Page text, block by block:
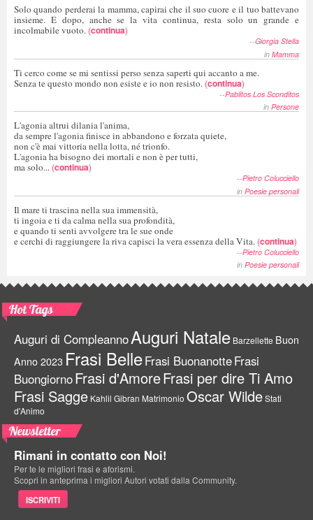
Solo quando perderai la mamma, capirai che il suo cuore e il tuo battevano
insieme. E dopo, anche se la vita continua, resta solo un grande e
incolmabile vuoto. (continua)
--Giorgia Stella
in Mamma
Ti cerco come se mi sentissi perso senza saperti qui accanto a me.
Senza te questo mondo non esiste e io non resisto. (continua)
--Pablitos Los Sconditos
in Persone
L'agonia altrui dilania l'anima,
da sempre l'agonia finisce in abbandono e forzata quiete,
non c'è mai vittoria nella lotta, né trionfo.
L'agonia ha bisogno dei mortali e non è per tutti,
ma solo... (continua)
--Pietro Colucciello
in Poesie personali
Il mare ti trascina nella sua immensità,
ti ingoia e ti da calma nella sua profondità,
e quando ti senti avvolgere tra le sue onde
e cerchi di raggiungere la riva capisci la vera essenza della Vita. (continua)
--Pietro Colucciello
in Poesie personali
Hot Tags
Auguri di CompleannoAuguri Natale Barzellette Buon
Anno 2023 Frasi BelleFrasi BuonanotteFrasi
BuongiornoFrasi d'AmoreFrasi per dire Ti Amo
Frasi Sagge Kahlil Gibran Matrimonio Oscar WildeStati
d'Animo
Newsletter
Rimani in contatto con Noi!
Per te le migliori frasi e aforismi.
Scopri in anteprima i migliori Autori votati dalla Community.
ISCRIVITI